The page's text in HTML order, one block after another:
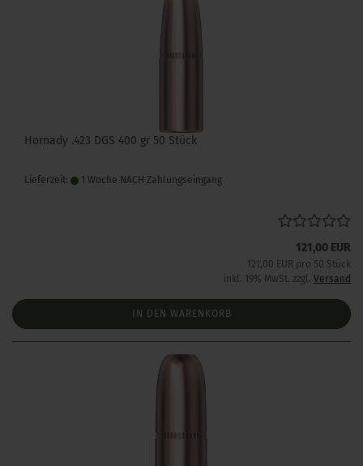
Hornady .423 DGS 400 gr 50 Stück
Lieferzeit: 1 Woche NACH Zahlungseingang
121,00 EUR
121,00 EUR pro 50 Stück
inkl. 19% MwSt. zzgl. Versand
IN DEN WARENKORB